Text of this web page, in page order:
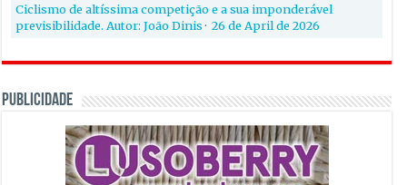
Ciclismo de altíssima competição e a sua imponderável
previsibilidade. Autor: João Dinis·26 de April de 2026
PUBLICIDADE